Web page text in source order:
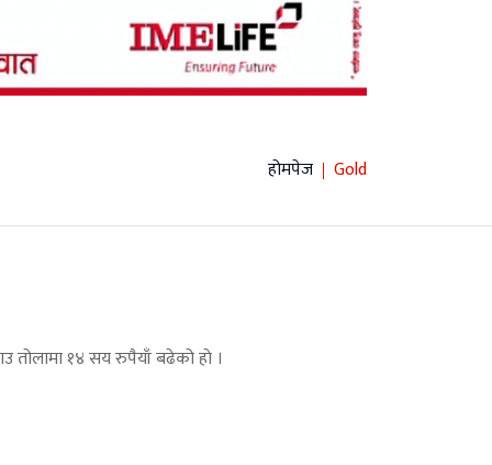
होमपेज Gold
तोलामा १४ सय रुपैयाँ बढेको हाे ।